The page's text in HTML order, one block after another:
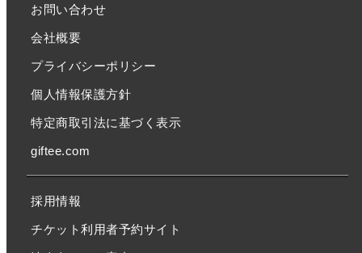
お問い合わせ
会社概要
プライバシーポリシー
個人情報保護方針
特定商取引法に基づく表示
giftee.com
採用情報
チケット利用者予約サイト